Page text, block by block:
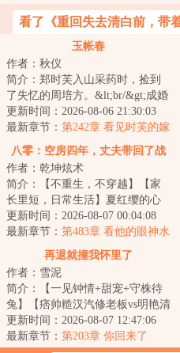
看了《重回失去清白前，带
玉帐春
作者：秋仪
简介：郑时芙入山采药时，捡到
了失忆的周培方。&lt;br/&gt;成婚
三年，郑时芙为他生女育儿、劳
心劳力，甚...
更新时间：2026-08-06 21:30:03
最新章节： 第242章 看见时芙的嫁
衣
八零：空房四年，丈夫带回了战
友遗孀
作者：乾坤炫术
简介：【不重生，不穿越】【家
长里短，日常生活】夏红缨的心
思很单纯：好好过日子。但人心
难测。老公是军...
更新时间：2026-08-07 00:04:08
最新章节： 第483章 看他的眼神水
再退就撞我怀里了
作者：雪泥
简介：【一见钟情+甜宠+守株待
兔】【痞帅糙汉汽修老板vs明艳清
冷大学老师】学校对面开了个汽
修店。老板秦...
更新时间：2026-08-07 12:47:06
最新章节： 第203章 你回来了